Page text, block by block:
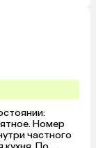
Номер
частного